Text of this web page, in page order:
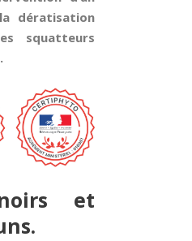
dératisation
squatteurs
et